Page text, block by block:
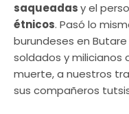
saqueadasy el
étnicos. Pasó lo
burundeses en
soldados y milicianos
muerte, a nuestros
sus compañeros